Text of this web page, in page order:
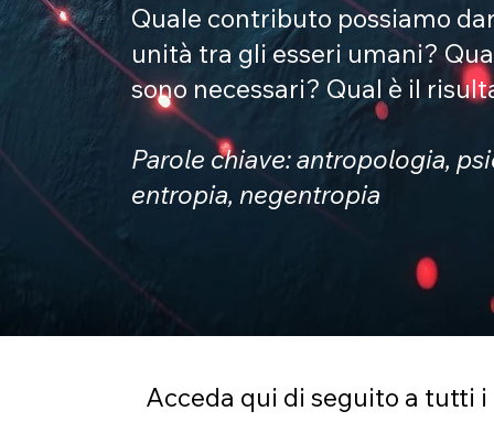
Quale contributo possiamo
unità tra gli esseri umani?
sono necessari? Qual è il
Parole chiave: antropologia,
entropia, negentropia
Acceda qui di seguito a tutti